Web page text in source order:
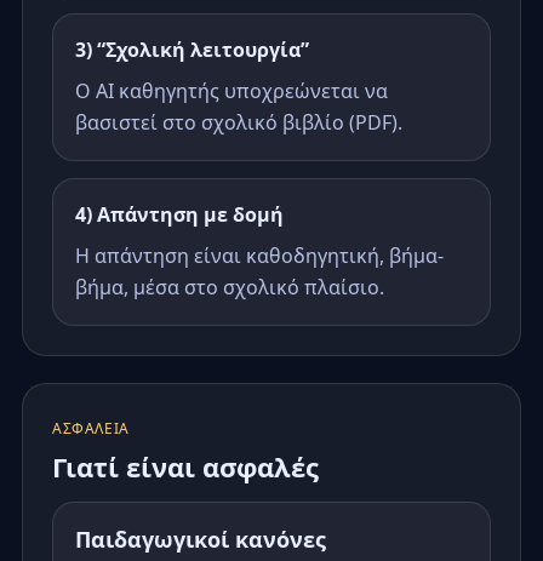
3) “Σχολική λειτουργία”
Ο AI καθηγητής υποχρεώνεται να
βασιστεί στο σχολικό βιβλίο (PDF).
4) Απάντηση με δομή
Η απάντηση είναι καθοδηγητική, βήμα-
βήμα, μέσα στο σχολικό πλαίσιο.
ΑΣΦΆΛΕΙΑ
Γιατί είναι ασφαλές
Παιδαγωγικοί κανόνες